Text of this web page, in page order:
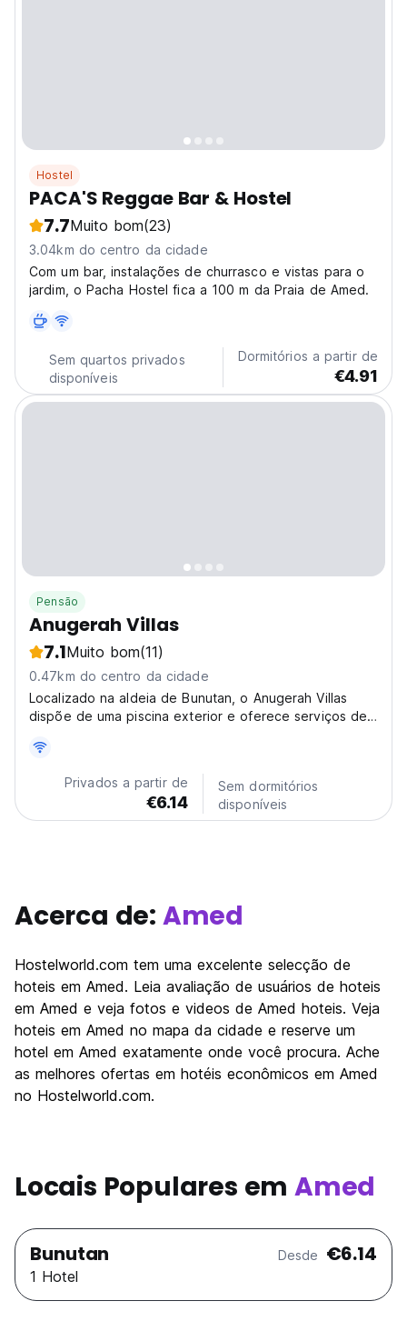
Hostel
PACA'S Reggae Bar & Hostel
7.7Muito bom(23)
3.04km do centro da cidade
Com um bar, instalações de churrasco e vistas para o
jardim, o Pacha Hostel fica a 100 m da Praia de Amed.
Sem quartos privados
disponíveis
Dormitórios a partir de
€4.91
Pensão
Anugerah Villas
7.1Muito bom(11)
0.47km do centro da cidade
Localizado na aldeia de Bunutan, o Anugerah Villas
dispõe de uma piscina exterior e oferece serviços de
Privados a partir de
€6.14
Sem dormitórios
disponíveis
Acerca de: Amed
Hostelworld.com tem uma excelente selecção de
hoteis em Amed. Leia avaliação de usuários de hoteis
em Amed e veja fotos e videos de Amed hoteis. Veja
hoteis em Amed no mapa da cidade e reserve um
hotel em Amed exatamente onde você procura. Ache
as melhores ofertas em hotéis econômicos em Amed
no Hostelworld.com.
Locais Populares em Amed
Bunutan Desde €6.14
1 Hotel